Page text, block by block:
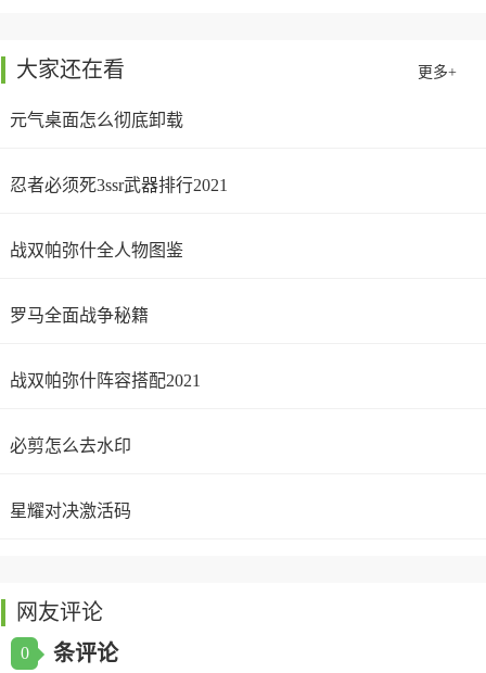
大家还在看 更多+
元气桌面怎么彻底卸载
忍者必须死3ssr武器排行2021
战双帕弥什全人物图鉴
罗马全面战争秘籍
战双帕弥什阵容搭配2021
必剪怎么去水印
星耀对决激活码
网友评论
0 条评论